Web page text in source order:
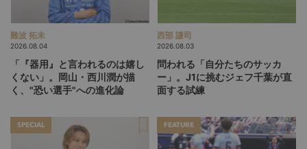
難波 拓未
2026.08.04
「『器用』と言われるのは嬉し
くない」。岡山・西川潤が描
く、"恐い選手"への進化論
西部 謙司
2026.08.03
問われる「自分たちのサッカ
ー」。J1に挑むジェフ千葉が直
面する試練
SPECIAL FEATURE